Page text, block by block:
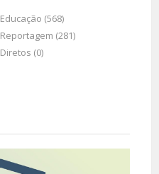
Educação (568)
Reportagem (281)
Diretos (0)